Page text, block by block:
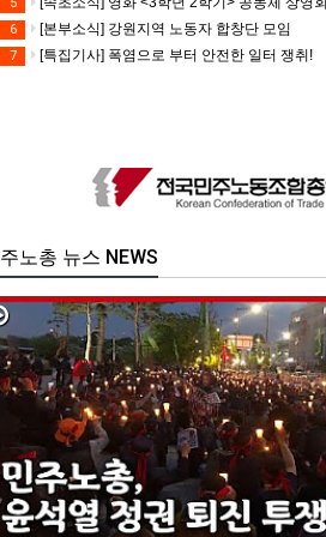
6 [본부소식] 강원지역 노동자 합창단 모임
7 [특집기사] 폭염으로 부터 안전한 일터 쟁취!
노총 뉴스 NEWS